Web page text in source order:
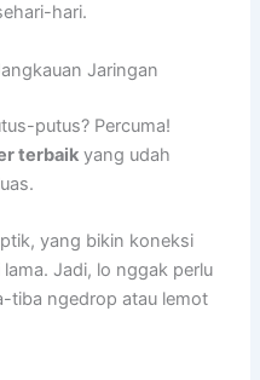
hari.
Jaringan
putus? Percuma!
terbaik yang udah
yang bikin koneksi
Jadi, lo nggak perlu
tiba ngedrop atau lemot